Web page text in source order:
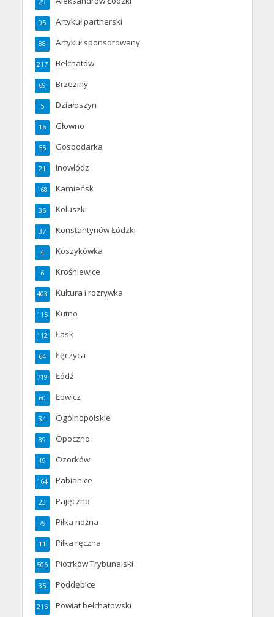
29
Artykuł partnerski
95
Artykuł sponsorowany
88
Bełchatów
217
Brzeziny
69
Działoszyn
5
Głowno
16
Gospodarka
55
Inowłódz
21
Kamieńsk
168
Koluszki
36
Konstantynów Łódzki
37
Koszykówka
4
Krośniewice
6
Kultura i rozrywka
403
Kutno
115
Łask
112
Łęczyca
64
Łódź
719
Łowicz
60
Ogólnopolskie
34
Opoczno
89
Ozorków
19
Pabianice
164
Pajęczno
23
Piłka nożna
79
Piłka ręczna
11
Piotrków Trybunalski
506
Poddębice
35
Powiat bełchatowski
216